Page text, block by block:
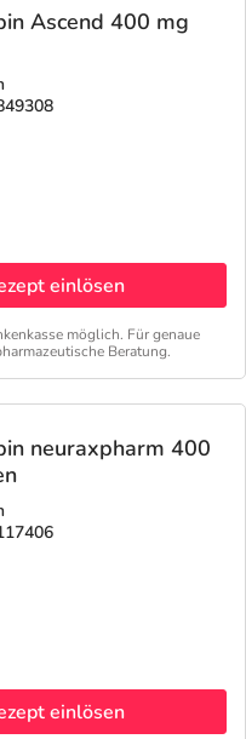
Ascend 400 mg
einlösen
möglich. Für genaue
Beratung.
neuraxpharm 400
einlösen